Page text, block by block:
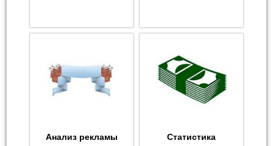
Анализ рекламы
Статистика